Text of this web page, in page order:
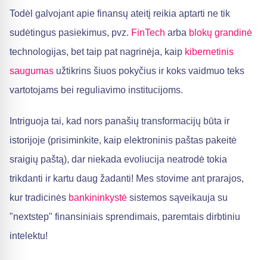
Todėl galvojant apie finansų ateitį reikia aptarti ne tik
sudėtingus pasiekimus, pvz. FinTech arba blokų grandinė
technologijas, bet taip pat nagrinėja, kaip kibernetinis
saugumas užtikrins šiuos pokyčius ir koks vaidmuo teks
vartotojams bei reguliavimo institucijoms.
Intriguoja tai, kad nors panašių transformacijų būta ir
istorijoje (prisiminkite, kaip elektroninis paštas pakeitė
sraigių paštą), dar niekada evoliucija neatrodė tokia
trikdanti ir kartu daug žadanti! Mes stovime ant prarajos,
kur tradicinės bankininkystė sistemos sąveikauja su
"nextstep" finansiniais sprendimais, paremtais dirbtiniu
intelektu!